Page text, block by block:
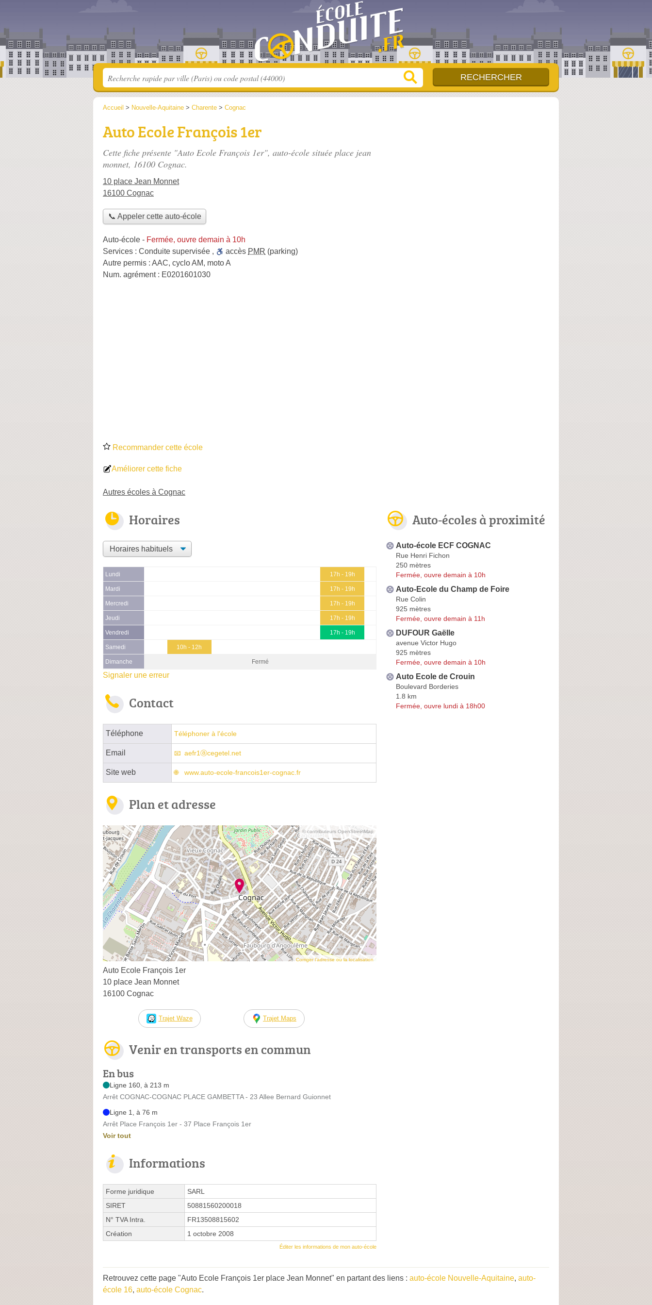
Accueil > Nouvelle-Aquitaine > Charente > Cognac
Auto Ecole François 1er
Cette fiche présente "Auto Ecole François 1er", auto-école située place jean
monnet, 16100 Cognac.
10 place Jean Monnet
16100 Cognac
📞 Appeler cette auto-école
Auto-école - Fermée, ouvre demain à 10h
Services : Conduite supervisée , accès PMR (parking)
Autre permis : AAC, cyclo AM, moto A
Num. agrément : E0201601030
Recommander cette école
Améliorer cette fiche
Autres écoles à Cognac
Horaires
Lundi 17h - 19h
Mardi 17h - 19h
Mercredi 17h - 19h
Jeudi 17h - 19h
Vendredi 17h - 19h
Samedi 10h - 12h
Dimanche Fermé
Signaler une erreur
Contact
Téléphone Téléphoner à l'école
Email aefr1ⓐcegetel.net
Site web www.auto-ecole-francois1er-cognac.fr
Plan et adresse
© contributeurs OpenStreetMap
Corriger l’adresse ou la localisation
Auto Ecole François 1er
10 place Jean Monnet
16100 Cognac
Trajet Waze Trajet Maps
Venir en transports en commun
En bus
Ligne 160, à 213 m
Arrêt COGNAC-COGNAC PLACE GAMBETTA - 23 Allee Bernard Guionnet
Ligne 1, à 76 m
Arrêt Place François 1er - 37 Place François 1er
Voir tout
Informations
Forme juridique
SARL
SIRET
50881560200018
N° TVA Intra.
FR13508815602
Création
1 octobre 2008
Éditer les informations de mon auto-école
Auto-écoles à proximité
Auto-école ECF COGNAC
Rue Henri Fichon
250 mètres
Fermée, ouvre demain à 10h
Auto-Ecole du Champ de Foire
Rue Colin
925 mètres
Fermée, ouvre demain à 11h
DUFOUR Gaëlle
avenue Victor Hugo
925 mètres
Fermée, ouvre demain à 10h
Auto Ecole de Crouin
Boulevard Borderies
1.8 km
Fermée, ouvre lundi à 18h00
Retrouvez cette page "Auto Ecole François 1er place Jean Monnet" en partant des liens : auto-école Nouvelle-Aquitaine, auto-
école 16, auto-école Cognac.